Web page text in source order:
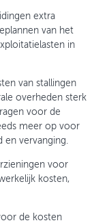
extra
van het
in
van stallingen
overheden sterk
voor de
meer op voor
en vervanging.
voor
kosten,
de kosten